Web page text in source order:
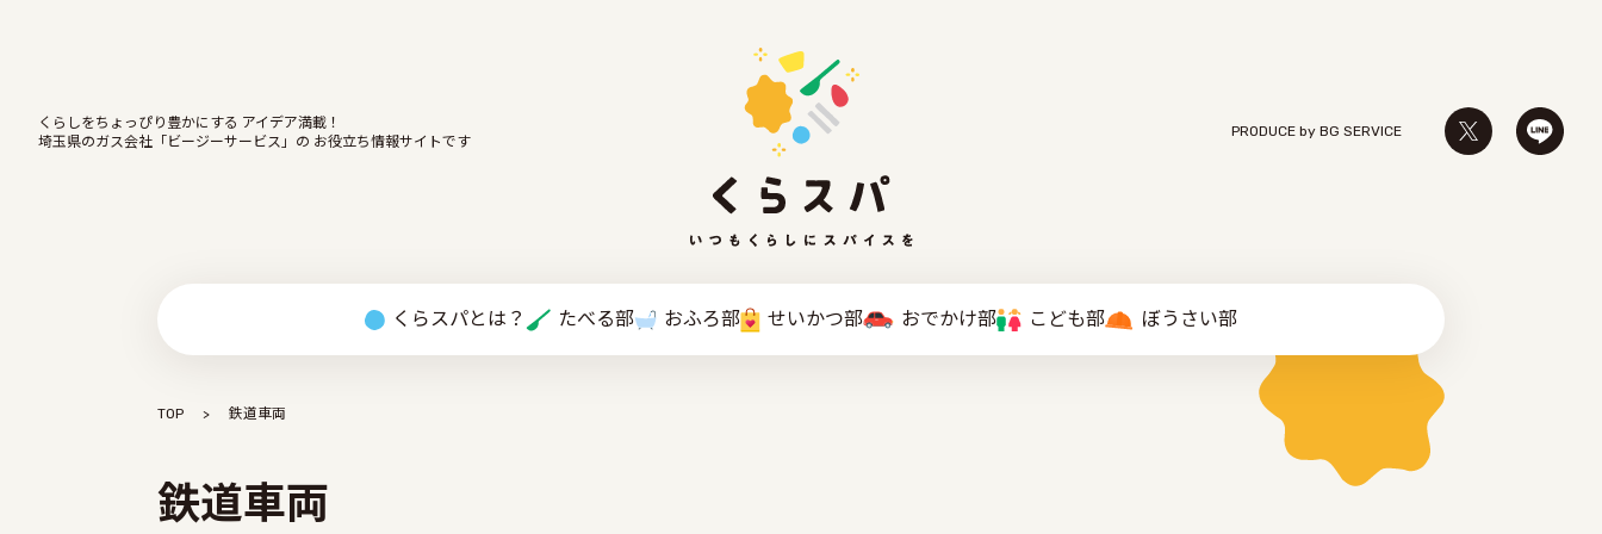
くらしをちょっぴり豊かにする アイデア満載！
埼玉県のガス会社「ビージーサービス」の お役立ち情報サイトです
PRODUCE by ︎BG SERVICE
くらスパとは？ たべる部 おふろ部 せいかつ部 おでかけ部 こども部 ぼうさい部
TOP 鉄道車両
鉄道車両